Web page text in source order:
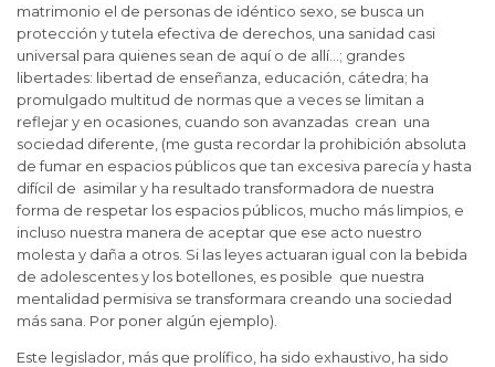
matrimonio el de personas de idéntico sexo, se busca un
protección y tutela efectiva de derechos, una sanidad casi
universal para quienes sean de aquí o de allí…; grandes
libertades: libertad de enseñanza, educación, cátedra; ha
promulgado multitud de normas que a veces se limitan a
reflejar y en ocasiones, cuando son avanzadas crean una
sociedad diferente, (me gusta recordar la prohibición absoluta
de fumar en espacios públicos que tan excesiva parecía y hasta
difícil de asimilar y ha resultado transformadora de nuestra
forma de respetar los espacios públicos, mucho más limpios, e
incluso nuestra manera de aceptar que ese acto nuestro
molesta y daña a otros. Si las leyes actuaran igual con la bebida
de adolescentes y los botellones, es posible que nuestra
mentalidad permisiva se transformara creando una sociedad
más sana. Por poner algún ejemplo).
Este legislador, más que prolífico, ha sido exhaustivo, ha sido